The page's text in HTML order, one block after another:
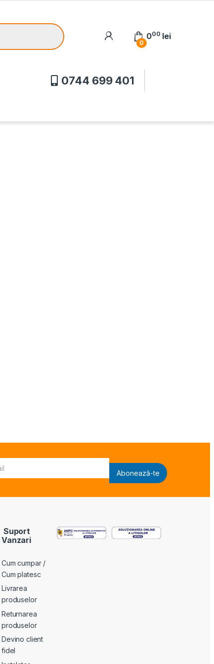
0
000 lei
0744 699 401
Abonează-te
Suport
Vanzari
Cum cumpar /
Cum platesc
Livrarea
produselor
Returnarea
produselor
Devino client
fidel